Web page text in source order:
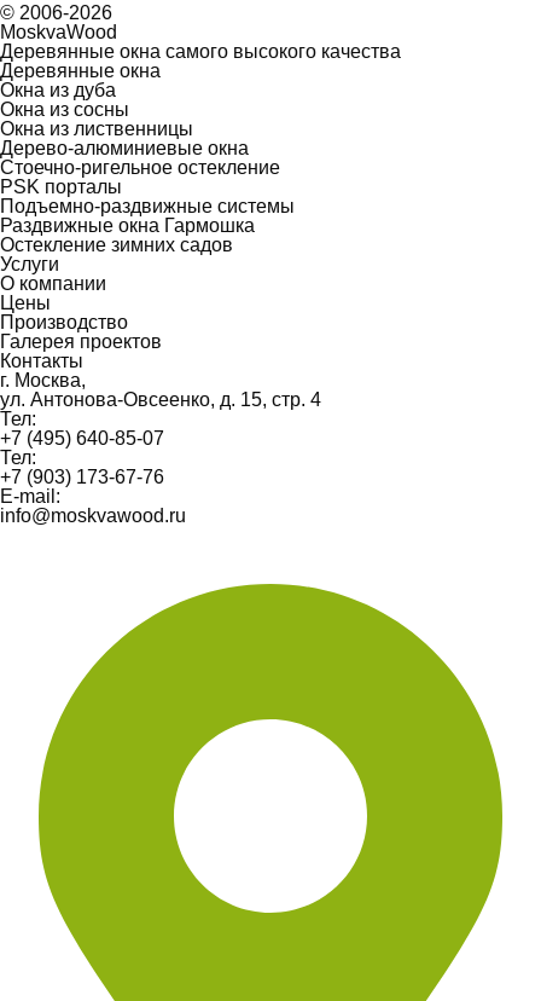
© 2006-2026
MoskvaWood
Деревянные окна самого высокого качества
Деревянные окна
Окна из дуба
Окна из сосны
Окна из лиственницы
Дерево-алюминиевые окна
Стоечно-ригельное остекление
PSK порталы
Подъемно-раздвижные системы
Раздвижные окна Гармошка
Остекление зимних садов
Услуги
О компании
Цены
Производство
Галерея проектов
Контакты
г. Москва,
ул. Антонова-Овсеенко, д. 15, стр. 4
Тел:
+7 (495) 640-85-07
Тел:
+7 (903) 173-67-76
E-mail:
info@moskvawood.ru